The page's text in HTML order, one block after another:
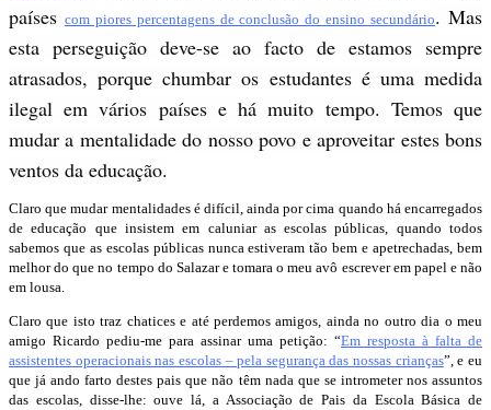
países com piores percentagens de conclusão do ensino secundário. Mas
esta perseguição deve-se ao facto de estamos sempre
atrasados, porque chumbar os estudantes é uma medida
ilegal em vários países e há muito tempo. Temos que
mudar a mentalidade do nosso povo e aproveitar estes bons
ventos da educação.
Claro que mudar mentalidades é difícil, ainda por cima quando há encarregados
de educação que insistem em caluniar as escolas públicas, quando todos
sabemos que as escolas públicas nunca estiveram tão bem e apetrechadas, bem
melhor do que no tempo do Salazar e tomara o meu avô escrever em papel e não
em lousa.
Claro que isto traz chatices e até perdemos amigos, ainda no outro dia o meu
amigo Ricardo pediu-me para assinar uma petição: “Em resposta à falta de
assistentes operacionais nas escolas – pela segurança das nossas crianças”, e eu
que já ando farto destes pais que não têm nada que se intrometer nos assuntos
das escolas, disse-lhe: ouve lá, a Associação de Pais da Escola Básica de